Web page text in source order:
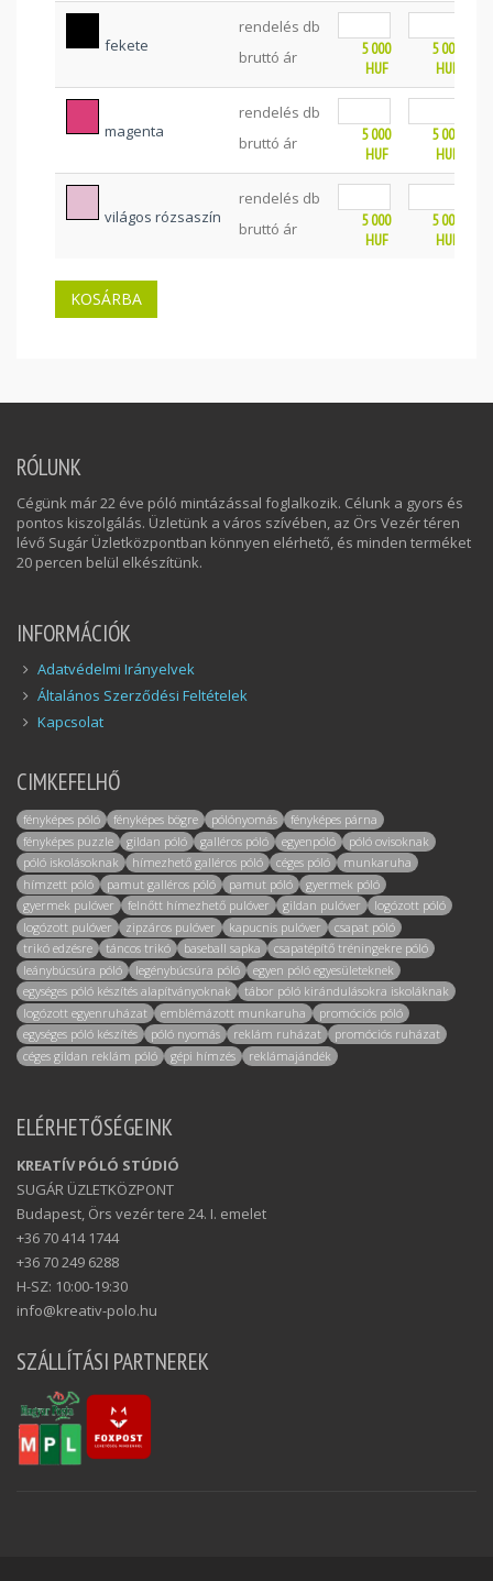
fekete
rendelés db
bruttó ár
5 000
HUF
5 000
HUF
magenta
rendelés db
bruttó ár
5 000
HUF
5 000
HUF
világos rózsaszín
rendelés db
bruttó ár
5 000
HUF
5 000
HUF
RÓLUNK
Cégünk már 22 éve póló mintázással foglalkozik. Célunk a gyors és
pontos kiszolgálás. Üzletünk a város szívében, az Örs Vezér téren
lévő Sugár Üzletközpontban könnyen elérhető, és minden terméket
20 percen belül elkészítünk.
INFORMÁCIÓK
Adatvédelmi Irányelvek
Általános Szerződési Feltételek
Kapcsolat
CIMKEFELHŐ
fényképes póló fényképes bögre pólónyomás
fényképes párna
fényképes puzzle
gildan póló galléros póló egyenpóló
póló ovisoknak
póló iskolásoknak
hímezhető galléros póló céges póló
munkaruha
hímzett póló
pamut galléros póló pamut póló
gyermek póló
gyermek pulóver
felnőtt hímezhető pulóver gildan pulóver
logózott póló
logózott pulóver
zipzáros pulóver kapucnis pulóver
csapat póló
trikó edzésre
táncos trikó baseball sapka
csapatépítő tréningekre póló
leánybúcsúra póló
legénybúcsúra póló
egyen póló egyesületeknek
egységes póló készítés alapítványoknak
tábor póló kirándulásokra iskoláknak
logózott egyenruházat
emblémázott munkaruha
promóciós póló
egységes póló készítés
póló nyomás reklám ruházat
promóciós ruházat
céges gildan reklám póló
gépi hímzés reklámajándék
ELÉRHETŐSÉGEINK
KREATÍV PÓLÓ STÚDIÓ
SUGÁR ÜZLETKÖZPONT
Budapest, Örs vezér tere 24. I. emelet
+36 70 414 1744
+36 70 249 6288
H-SZ: 10:00-19:30
info@kreativ-polo.hu
SZÁLLÍTÁSI PARTNEREK